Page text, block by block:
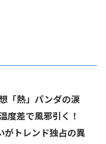
「熱」パンダの涙
度差で風邪引く！
トレンド独占の異